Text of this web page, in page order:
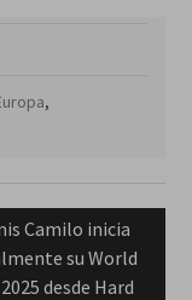
,
Camilo inicia
su World
desde Hard